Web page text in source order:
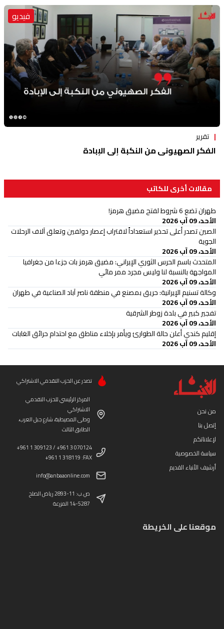
فيديو
تقرير
الفكر الصهيوني من النكبة إلى الإبادة
مقالات أخرى للكاتب
طهران تضع 6 شروط لفتح مضيق هرمز!
الأحد، 09 آب 2026
الصين تصدر أعلى تحذير استعداداً لاقتراب إعصار دولفين وتعلق آلاف الرحلات
الجوية
الأحد، 09 آب 2026
المتحدث باسم الحرس الثوري الإيراني: مضيق هرمز بات جزءا من جغرافيا
المواجهة بالنسبة لنا وليس مجرد ممر مائي
الأحد، 09 آب 2026
وكالة تسنيم الإيرانية: حريق بمصنع في منطقة ناصر آباد الصناعية في طهران
الأحد، 09 آب 2026
تفجير كبير في بلدة زوطر الشرقية
الأحد، 09 آب 2026
إقليم كندي أعلن حالة الطوارئ ويأمر بإخلاء مناطق مع احتدام حرائق الغابات
الأحد، 09 آب 2026
من نحن
إتصل بنا
لإعلاناتكم
سياسة الخصوصية
أرشيف الأنباء القديم
تصدر عن الحزب التقدمي الاشتراكي
المركز الرئيسي للحزب التقدمي
الاشتراكي
وطى المصيطبة، شارع جبل العرب،
الطابق الثالث
+961 1 309123 / +961 3 070124
+961 1 318119 :FAX
info@anbaaonline.com
ص.ب: 11-2893 رياض الصلح
14-5287 المزرعة
موقعنا على الخريطة